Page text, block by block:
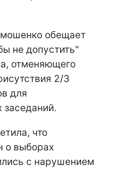
обещает
не допустить"
отменяющего
2/3
для
заседаний.
что
о выборах
с нарушением